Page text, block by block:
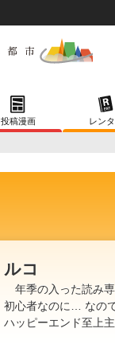
投稿漫画 レン
ルコ
年季の入った読み専
初心者なのに… なの
ハッピーエンド至上主